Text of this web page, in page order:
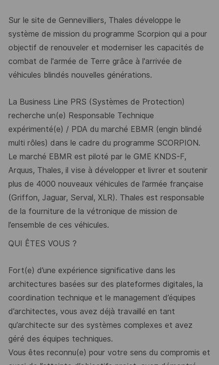
Sur le site de Gennevilliers, Thales développe le
système de mission du programme Scorpion qui a pour
objectif de renouveler et moderniser les capacités de
combat de l'armée de Terre grâce à l'arrivée de
véhicules blindés nouvelles générations.
La Business Line PRS (Systèmes de Protection)
recherche un(e) Responsable Technique
expérimenté(e) / PDA du marché EBMR (engin blindé
multi rôles) dans le cadre du programme SCORPION.
Le marché EBMR est piloté par le GME KNDS- F,
Arquus, Thales, il vise à développer et livrer et soutenir
plus de 4000 nouveaux véhicules de l’armée française
(Griffon, Jaguar, Serval, XLR). Thales est responsable
de la fourniture de la vétronique de mission de
l’ensemble de ces véhicules.
QUI ÊTES VOUS ?
Fort(e) d’une expérience significative dans les
architectures basées sur des plateformes digitales, la
coordination technique et le management d’équipes
d’architectes, vous avez déjà travaillé en tant
qu’architecte sur des systèmes complexes et avez
géré des équipes techniques.
Vous êtes reconnu(e) pour votre sens du compromis et